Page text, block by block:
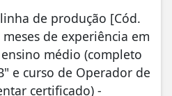
de produção [Cód.
de experiência em
médio (completo
e curso de Operador de
certificado) -